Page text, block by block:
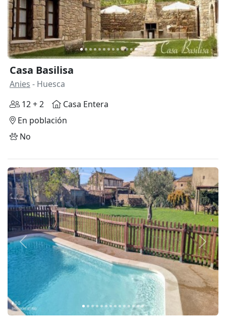
Casa Basilisa
Anies - Huesca
12 + 2
Casa Entera
En población
No
Anterior